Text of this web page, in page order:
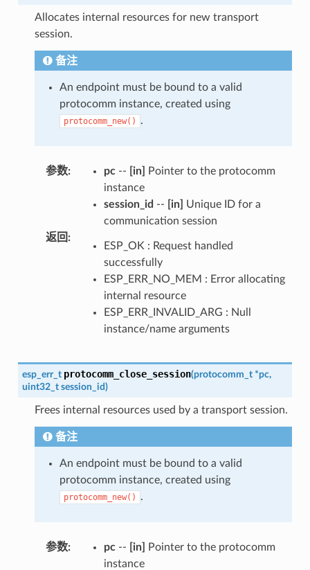
Allocates internal resources for new transport
session.
备注
An endpoint must be bound to a valid
protocomm instance, created using
protocomm_new() .
参数: pc-- [in]
Pointer to the protocomm
instance
session_id -- [in]
Unique ID for a
communication session
返回 :
ESP_OK : Request handled
successfully
ESP_ERR_NO_MEM : Error allocating
internal resource
ESP_ERR_INVALID_ARG : Null
instance/name arguments
esp_err_t protocomm_close_session(protocomm_t *pc,
uint32_t session_id)
Frees internal resources used by a transport session.
备注
An endpoint must be bound to a valid
protocomm instance, created using
protocomm_new() .
参数: pc-- [in]
Pointer to the protocomm
instance